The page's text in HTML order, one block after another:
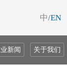
中/EN
新闻 关于我们